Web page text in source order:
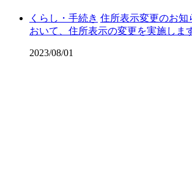
くらし・手続き 住所表示変更のお
おいて、住所表示の変更を実施しま
2023/08/01